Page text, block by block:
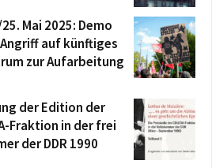
Mai 2025: Demo
auf künftiges
zur Aufarbeitung
der Edition der
Fraktion in der frei
der DDR 1990